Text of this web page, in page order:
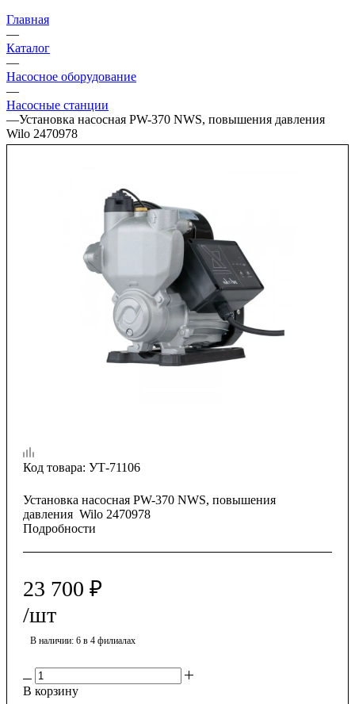
Главная
—
Каталог
—
Насосное оборудование
—
Насосные станции
—Установка насосная PW-370 NWS, повышения давления
Wilo 2470978
Код товара: УТ-71106
Установка насосная PW-370 NWS, повышения
давления Wilo 2470978
Подробности
23 700 ₽
/шт
В наличии: 6 в 4 филиалах
В корзину